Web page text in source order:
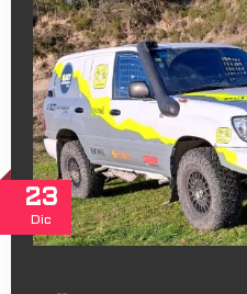
23
Dic